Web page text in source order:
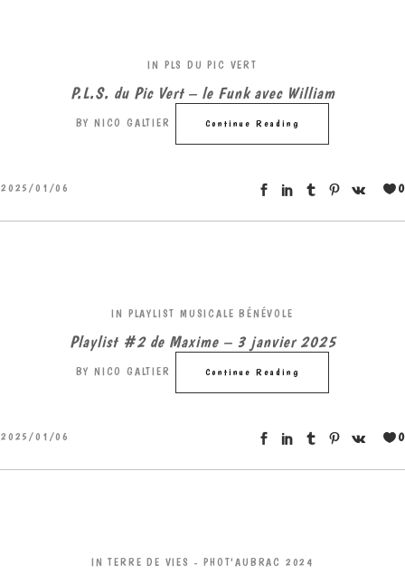
IN PLS DU PIC VERT
P.L.S. du Pic Vert – le Funk avec William
BY NICO GALTIER Continue Reading
2025/01/06 0
IN PLAYLIST MUSICALE BÉNÉVOLE
Playlist #2 de Maxime – 3 janvier 2025
BY NICO GALTIER Continue Reading
2025/01/06 0
IN TERRE DE VIES - PHOT'AUBRAC 2024